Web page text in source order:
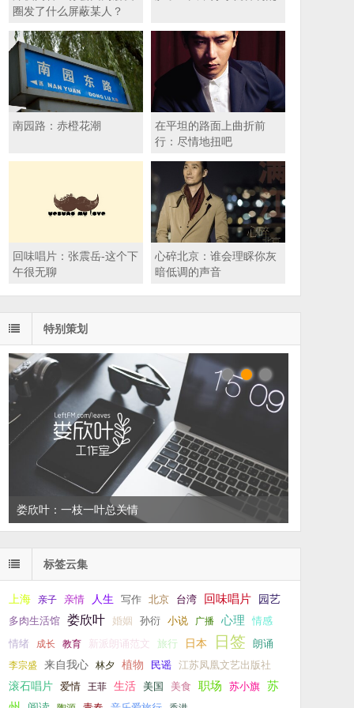
圈发了什么屏蔽某人？
南园路：赤橙花潮
在平坦的路面上曲折前
行：尽情地扭吧
回味唱片：张震岳-这个下
午很无聊
心碎北京：谁会理睬你灰
暗低调的声音
特别策划
娄欣叶：一枝一叶总关情
左叔：一生中还有多少个你
标签云集
上海 亲子 亲情 人生 写作 北京 台湾 回味唱片 园艺
多肉生活馆 娄欣叶 婚姻 孙衍 小说 广播 心理 情感
情绪 成长 教育 新派朗诵范文 旅行 日本 日签 朗诵
李宗盛 来自我心 林夕 植物 民谣
江苏凤凰文艺出版社
滚石唱片
爱情 王菲 生活 美国 美食 职场 苏小旗
苏